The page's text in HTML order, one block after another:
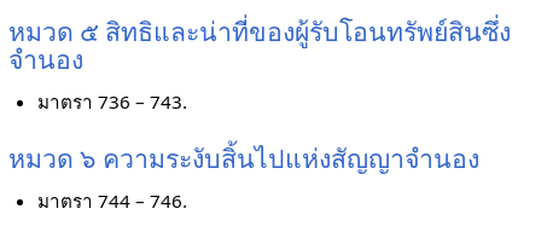
หมวด ๕ สิทธิและน่าที่ของผู้รับโอนทรัพย์สินซึ่ง
จำนอง
มาตรา 736 – 743.
หมวด ๖ ความระงับสิ้นไปแห่งสัญญาจำนอง
มาตรา 744 – 746.